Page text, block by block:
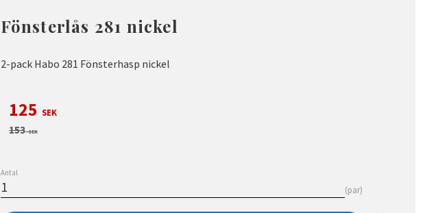
Fönsterlås 281 nickel
2-pack Habo 281 Fönsterhasp nickel
Nedsatt pris:
125 SEK
Ordinarie pris:
153SEK
Antal
par